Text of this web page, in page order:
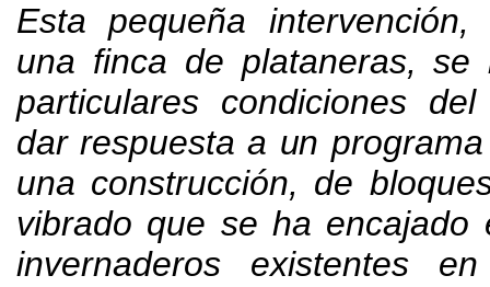
Esta pequeña intervención
una finca de plataneras,se
particulares condiciones
dar respuesta a un
una construcción, de
vibrado que se ha encajado
invernaderos existentes